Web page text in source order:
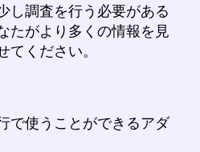
し調査を行う必要がある
たがより多くの情報を見
てください。
で使うことができるアダ